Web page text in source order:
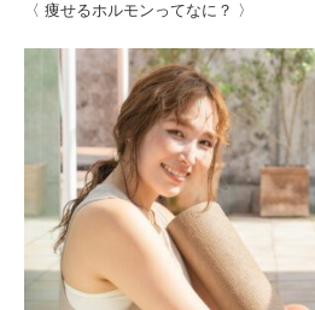
〈 痩せるホルモンってなに？ 〉